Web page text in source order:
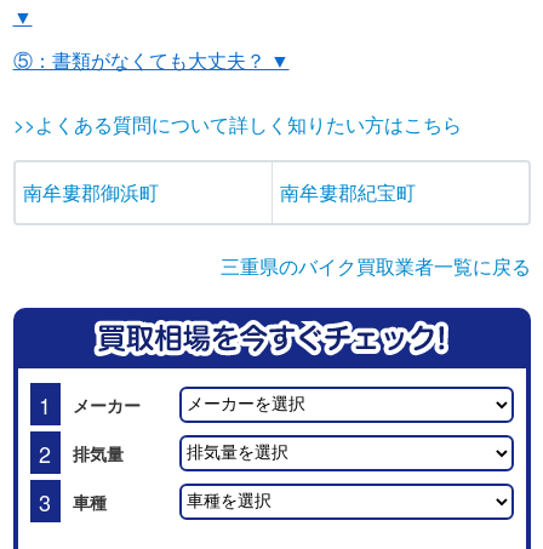
▼
⑤：書類がなくても大丈夫？ ▼
>>よくある質問について詳しく知りたい方はこちら
南牟婁郡御浜町 南牟婁郡紀宝町
三重県のバイク買取業者一覧に戻る
1 メーカー
2 排気量
3 車種